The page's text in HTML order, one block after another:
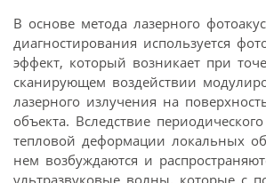
В основе метода лазерного
диагностирования используется
эффект, который возникает при
сканирующем воздействии
лазерного излучения на
объекта. Вследствие
тепловой деформации локальных
нем возбуждаются и
ультразвуковые волны, которые с